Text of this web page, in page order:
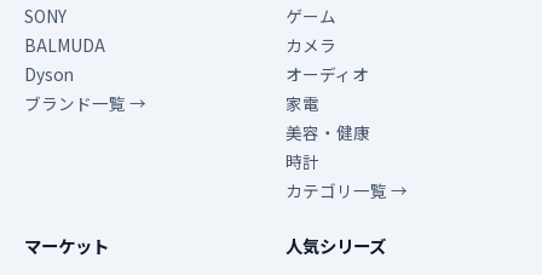
SONY
BALMUDA
Dyson
ブランド一覧 →
ゲーム
カメラ
オーディオ
家電
美容・健康
時計
カテゴリ一覧 →
マーケット 人気シリーズ